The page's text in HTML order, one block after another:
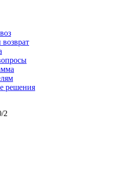
решения
2